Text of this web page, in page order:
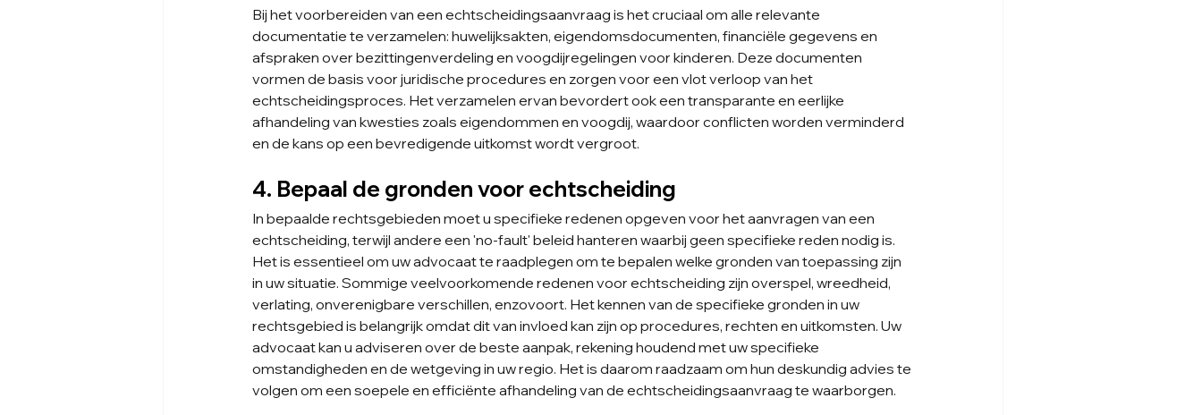
Bij het voorbereiden van een echtscheidingsaanvraag is het cruciaal om alle relevante
documentatie te verzamelen: huwelijksakten, eigendomsdocumenten, financiële gegevens en
afspraken over bezittingenverdeling en voogdijregelingen voor kinderen. Deze documenten
vormen de basis voor juridische procedures en zorgen voor een vlot verloop van het
echtscheidingsproces. Het verzamelen ervan bevordert ook een transparante en eerlijke
afhandeling van kwesties zoals eigendommen en voogdij, waardoor conflicten worden verminderd
en de kans op een bevredigende uitkomst wordt vergroot.
4. Bepaal de gronden voor echtscheiding
In bepaalde rechtsgebieden moet u specifieke redenen opgeven voor het aanvragen van een
echtscheiding, terwijl andere een 'no-fault' beleid hanteren waarbij geen specifieke reden nodig is.
Het is essentieel om uw advocaat te raadplegen om te bepalen welke gronden van toepassing zijn
in uw situatie. Sommige veelvoorkomende redenen voor echtscheiding zijn overspel, wreedheid,
verlating, onverenigbare verschillen, enzovoort. Het kennen van de specifieke gronden in uw
rechtsgebied is belangrijk omdat dit van invloed kan zijn op procedures, rechten en uitkomsten. Uw
advocaat kan u adviseren over de beste aanpak, rekening houdend met uw specifieke
omstandigheden en de wetgeving in uw regio. Het is daarom raadzaam om hun deskundig advies te
volgen om een soepele en efficiënte afhandeling van de echtscheidingsaanvraag te waarborgen.